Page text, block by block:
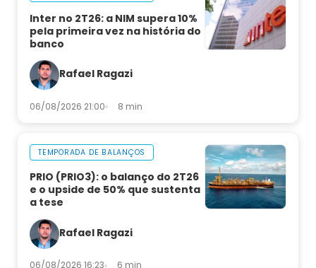
Inter no 2T26: a NIM supera 10%
pela primeira vez na história do
banco
Rafael Ragazi
06/08/2026 21:00 8 min
TEMPORADA DE BALANÇOS
PRIO (PRIO3): o balanço do 2T26
e o upside de 50% que sustenta
a tese
Rafael Ragazi
06/08/2026 16:23 6 min